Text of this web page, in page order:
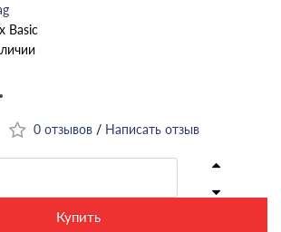
Basiс
0 отзывов / Написать отзыв
Купить